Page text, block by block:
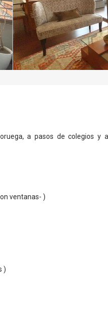
a pasos de colegios y
ventanas- )
)